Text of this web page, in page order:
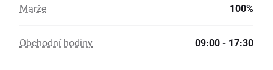
Marže 100%
Obchodní hodiny 09:00 - 17:30